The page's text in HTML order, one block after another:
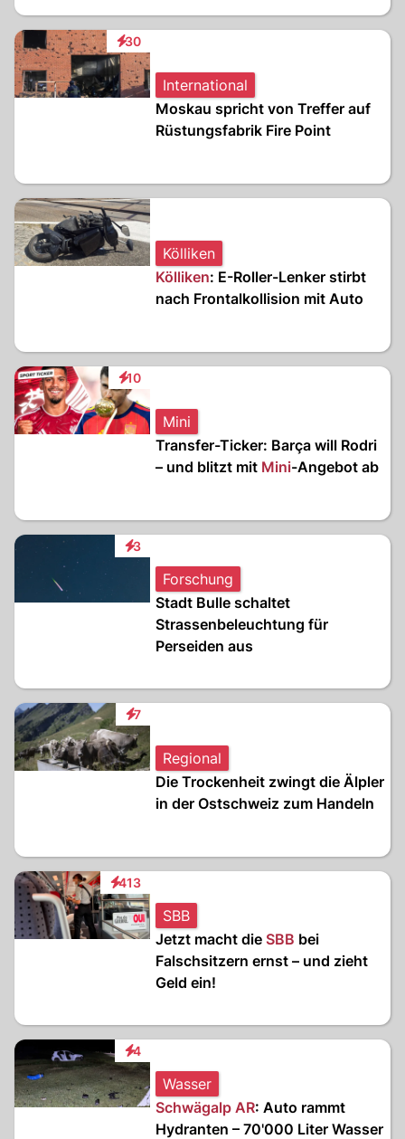
30
Interaktionen
International
Moskau spricht von Treffer auf
Rüstungsfabrik Fire Point
Kölliken
Kölliken: E-Roller-Lenker stirbt
nach Frontalkollision mit Auto
10
Interaktionen
Mini
Transfer-Ticker: Barça will Rodri
– und blitzt mit Mini-Angebot ab
3
Interaktionen
Forschung
Stadt Bulle schaltet
Strassenbeleuchtung für
Perseiden aus
7
Interaktionen
Regional
Die Trockenheit zwingt die Älpler
in der Ostschweiz zum Handeln
413
Interaktionen
SBB
Jetzt macht die SBB bei
Falschsitzern ernst – und zieht
Geld ein!
4
Interaktionen
Wasser
Schwägalp AR: Auto rammt
Hydranten – 70'000 Liter Wasser